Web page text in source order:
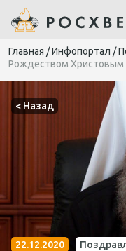
Главная /Инфопортал /
Рождеством Христовым
< Назад
22.12.2020